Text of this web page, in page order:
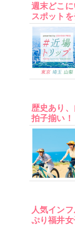
週末どこ
スポットを
歴史あり
拍子揃い！
人気イン
ぷり福井女